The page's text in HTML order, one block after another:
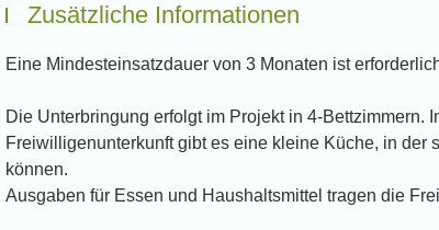
Zusätzliche Informationen
Eine Mindesteinsatzdauer von 3 Monaten ist
Die Unterbringung erfolgt im Projekt in 4-Bettzimmern.
Freiwilligenunterkunft gibt es eine kleine Küche, in
können.
Ausgaben für Essen und Haushaltsmittel tragen die